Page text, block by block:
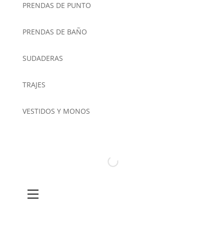
PRENDAS DE PUNTO
PRENDAS DE BAÑO
SUDADERAS
TRAJES
VESTIDOS Y MONOS